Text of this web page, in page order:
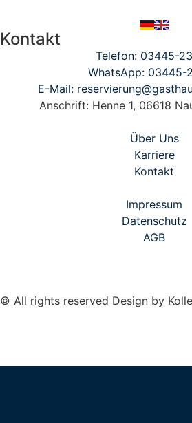
Kontakt
Telefon: 03445-
WhatsApp: 03445-
E-Mail:
Anschrift: Henne 1, 06618
Über Uns
Karriere
Kontakt
Impressum
Datenschutz
AGB
© All rights reserved Design by